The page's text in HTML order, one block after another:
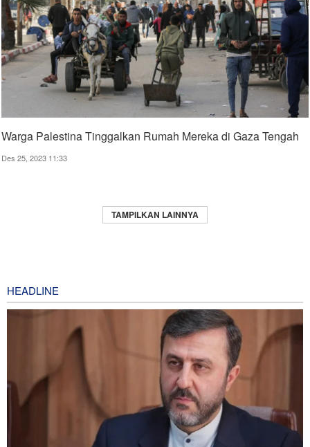
Warga Palestina Tinggalkan Rumah Mereka di Gaza Tengah
Des 25, 2023 11:33
TAMPILKAN LAINNYA
HEADLINE